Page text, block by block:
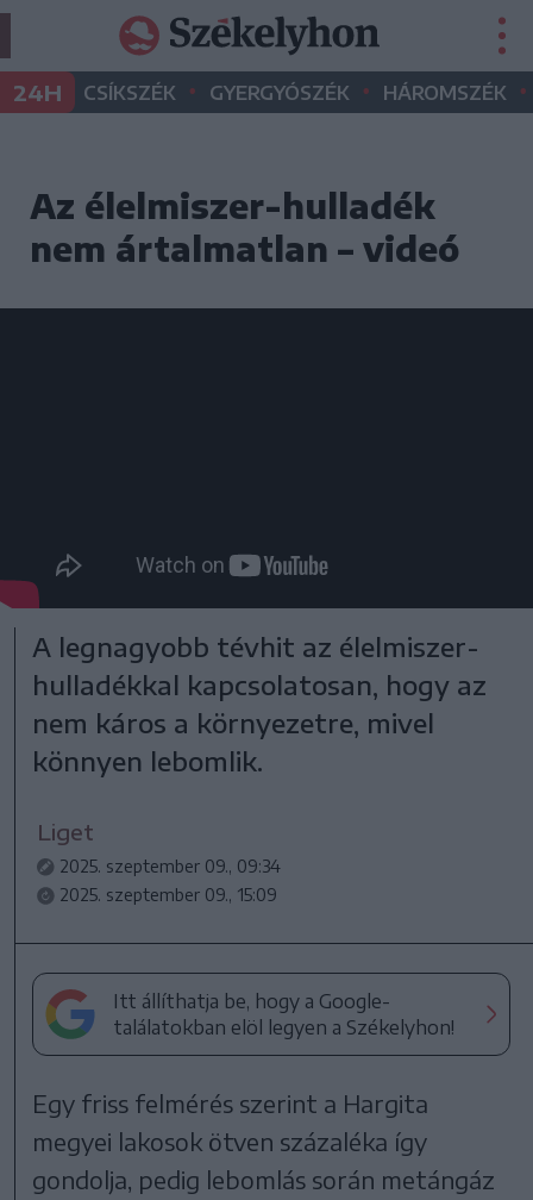
24H CSÍKSZÉK • GYERGYÓSZÉK • HÁROMSZÉK •
Az élelmiszer-hulladék
nem ártalmatlan – videó
A legnagyobb tévhit az élelmiszer-
hulladékkal kapcsolatosan, hogy az
nem káros a környezetre, mivel
könnyen lebomlik.
Liget
2025. szeptember 09., 09:34
2025. szeptember 09., 15:09
Itt állíthatja be, hogy a Google-
találatokban elöl legyen a Székelyhon!
Egy friss felmérés szerint a Hargita
megyei lakosok ötven százaléka így
gondolja, pedig lebomlás során metángáz